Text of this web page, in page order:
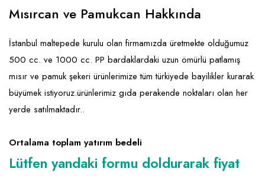
Sağlık Güzellik
Turizm - Eğlence
Mobilya ve Ev Tekstili
Oyuncak ve Hediyelik
Takı
Gıda ve Sarf Malzemeleri
Güvenlik - Temizlik
Giyim - Aksesuar
Isıtma - Soğutma ve Havalandırma
Lojistik - Kargo ve Kurye
Mısırcan ve Pamukcan Hakkında
İstanbul maltepede kurulu olan firmamızda üretmekte olduğumuz
500 cc. ve 1000 cc. PP bardaklardaki uzun ömürlü patlamış
mısır ve pamuk şekeri ürünlerimize tüm türkiyede bayilikler kurarak
büyümek istiyoruz.ürünlerimiz gıda perakende noktaları olan her
yerde satılmaktadır..
Ortalama toplam yatırım bedeli
Lütfen yandaki formu doldurarak fiyat